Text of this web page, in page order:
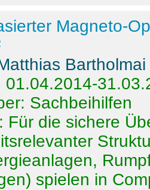
Magneto-
Bartholmai
01.04.2014-
Sachbeihilfen
Für die sichere
spielen in